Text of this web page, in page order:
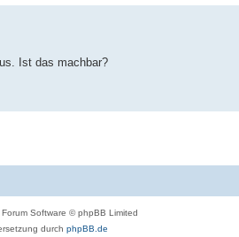
Ist das machbar?
Software © phpBB Limited
durch phpBB.de